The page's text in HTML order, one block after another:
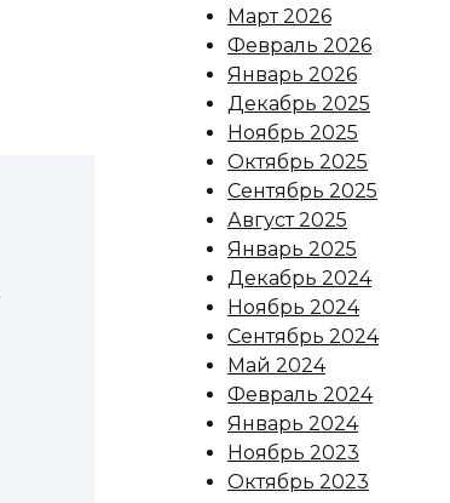
Март 2026
Февраль 2026
Январь 2026
Декабрь 2025
Ноябрь 2025
Октябрь 2025
Сентябрь 2025
Август 2025
Январь 2025
Декабрь 2024
Ноябрь 2024
Сентябрь 2024
Май 2024
Февраль 2024
Январь 2024
Ноябрь 2023
Октябрь 2023